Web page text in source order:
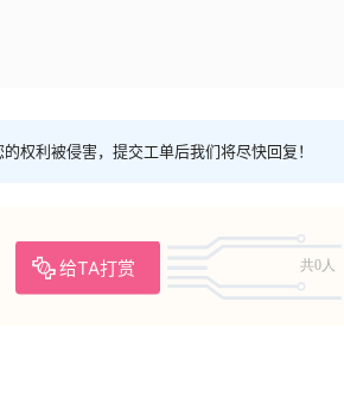
权利被侵害，提交工单后我们将尽快回复！
给TA打赏 共0人